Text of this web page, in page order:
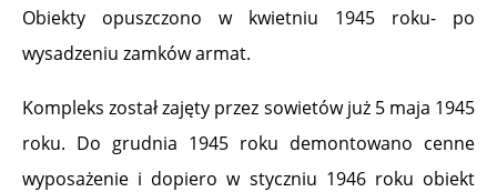
Obiekty opuszczono w kwietniu 1945 roku- po
wysadzeniu zamków armat.
Kompleks został zajęty przez sowietów już 5 maja 1945
roku. Do grudnia 1945 roku demontowano cenne
wyposażenie i dopiero w styczniu 1946 roku obiekt